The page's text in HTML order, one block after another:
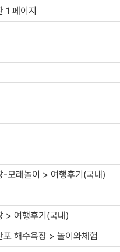
1 페이지
-모래놀이 > 여행후기(국내)
> 여행후기(국내)
포 해수욕장 > 놀이와체험